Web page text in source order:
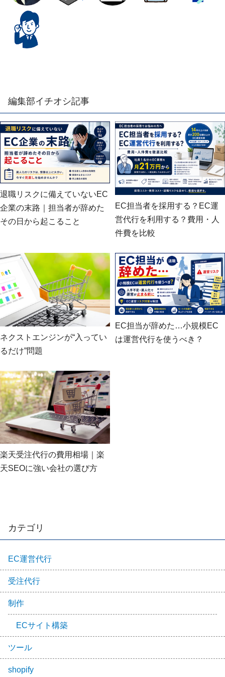
編集部イチオシ記事
退職リスクに備えていないEC
企業の末路｜担当者が辞めた
その日から起こること
EC担当者を採用する？EC運
営代行を利用する？費用・人
件費を比較
ネクストエンジンが“入ってい
るだけ”問題
EC担当が辞めた…小規模EC
は運営代行を使うべき？
楽天受注代行の費用相場｜楽
天SEOに強い会社の選び方
カテゴリ
EC運営代行
受注代行
制作
ECサイト構築
ツール
shopify